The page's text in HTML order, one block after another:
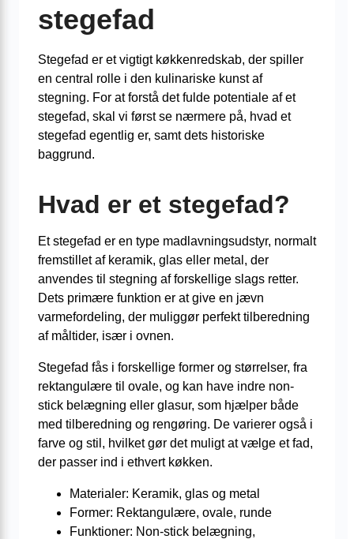
stegefad
Stegefad er et vigtigt køkkenredskab, der spiller
en central rolle i den kulinariske kunst af
stegning. For at forstå det fulde potentiale af et
stegefad, skal vi først se nærmere på, hvad et
stegefad egentlig er, samt dets historiske
baggrund.
Hvad er et stegefad?
Et stegefad er en type madlavningsudstyr, normalt
fremstillet af keramik, glas eller metal, der
anvendes til stegning af forskellige slags retter.
Dets primære funktion er at give en jævn
varmefordeling, der muliggør perfekt tilberedning
af måltider, især i ovnen.
Stegefad fås i forskellige former og størrelser, fra
rektangulære til ovale, og kan have indre non-
stick belægning eller glasur, som hjælper både
med tilberedning og rengøring. De varierer også i
farve og stil, hvilket gør det muligt at vælge et fad,
der passer ind i ethvert køkken.
Materialer: Keramik, glas og metal
Former: Rektangulære, ovale, runde
Funktioner: Non-stick belægning,